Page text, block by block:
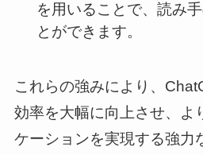
を用いることで、読み
とができます。
これらの強みにより、
効率を大幅に向上させ、よ
ケーションを実現する強力